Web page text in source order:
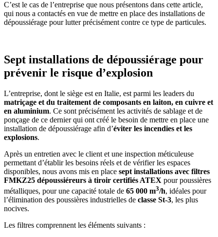
C’est le cas de l’entreprise que nous présentons dans cette article,
qui nous a contactés en vue de mettre en place des installations de
dépoussiérage pour lutter précisément contre ce type de particules.
Sept installations de dépoussiérage pour
prévenir le risque d’explosion
L’entreprise, dont le siège est en Italie, est parmi les leaders du
matriçage et du traitement de composants en laiton, en cuivre et
en aluminium. Ce sont précisément les activités de sablage et de
ponçage de ce dernier qui ont créé le besoin de mettre en place une
installation de dépoussiérage afin d’éviter les incendies et les
explosions.
Après un entretien avec le client et une inspection méticuleuse
permettant d’établir les besoins réels et de vérifier les espaces
disponibles, nous avons mis en place sept installations avec filtres
FMKZ25 dépoussiéreurs à tiroir certifiés ATEX pour poussières
métalliques, pour une capacité totale de 65 000 m3/h, idéales pour
l’élimination des poussières industrielles de classe St-3, les plus
nocives.
Les filtres comprennent les éléments suivants :